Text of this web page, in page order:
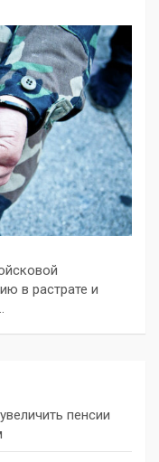
в растрате и
пенсии